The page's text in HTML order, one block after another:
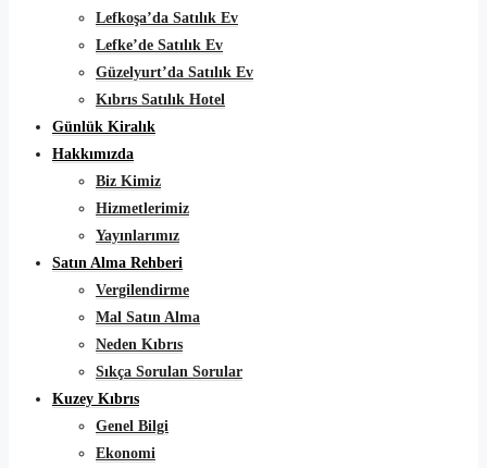
Lefkoşa’da Satılık Ev
Lefke’de Satılık Ev
Güzelyurt’da Satılık Ev
Kıbrıs Satılık Hotel
Günlük Kiralık
Hakkımızda
Biz Kimiz
Hizmetlerimiz
Yayınlarımız
Satın Alma Rehberi
Vergilendirme
Mal Satın Alma
Neden Kıbrıs
Sıkça Sorulan Sorular
Kuzey Kıbrıs
Genel Bilgi
Ekonomi